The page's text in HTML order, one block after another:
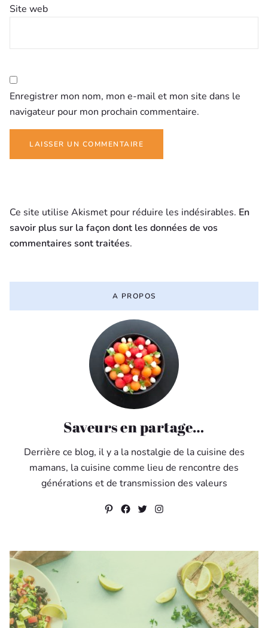
Site web
Enregistrer mon nom, mon e-mail et mon site dans le
navigateur pour mon prochain commentaire.
Ce site utilise Akismet pour réduire les indésirables. En
savoir plus sur la façon dont les données de vos
commentaires sont traitées.
A PROPOS
Saveurs en partage…
Derrière ce blog, il y a la nostalgie de la cuisine des
mamans, la cuisine comme lieu de rencontre des
générations et de transmission des valeurs
Pinterest
Facebook
Twitter
Instagram